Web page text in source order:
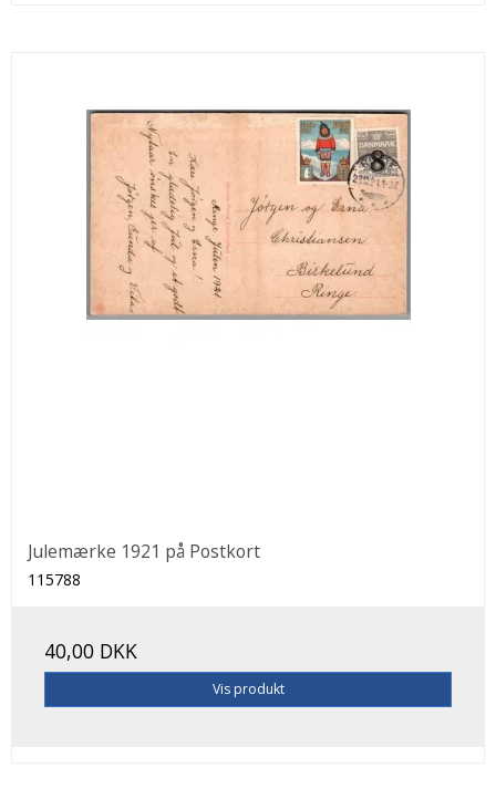
Julemærke 1921 på Postkort
115788
40,00 DKK
Vis produkt